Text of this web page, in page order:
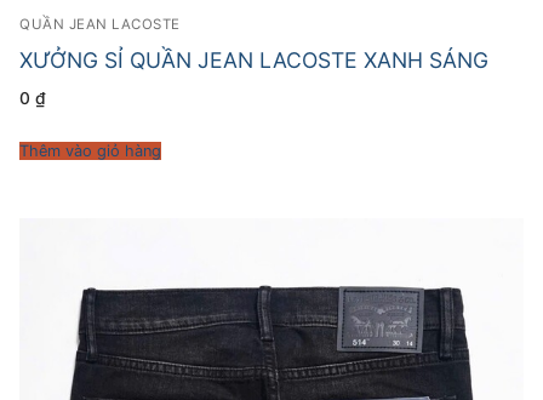
QUẦN JEAN LACOSTE
XƯỞNG SỈ QUẦN JEAN LACOSTE XANH SÁNG
0 ₫
Thêm vào giỏ hàng